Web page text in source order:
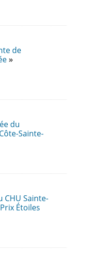
de
du
Sainte-
CHU Sainte-
Étoiles